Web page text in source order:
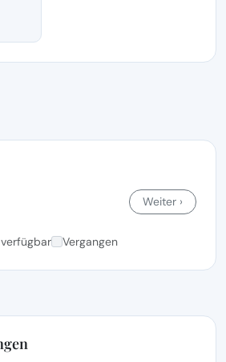
Weiter ›
Vergangen